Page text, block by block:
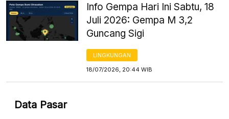
Info Gempa Hari Ini Sabtu, 18
Juli 2026: Gempa M 3,2
Guncang Sigi
LINGKUNGAN
18/07/2026, 20:44 WIB
Data Pasar